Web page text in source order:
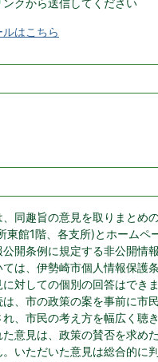
クから送信してください
はこちら
同趣旨の意見を取りまとめ
東館1階、各支所)とホームペ
開条例に規定する非公開情
は、伊勢崎市個人情報保護
対しての個別の回答はでき
、市の政策の案を事前に市
、市民の考え方を幅広く聴
意見は、政策の賛否を求め
いただいた意見は総合的に